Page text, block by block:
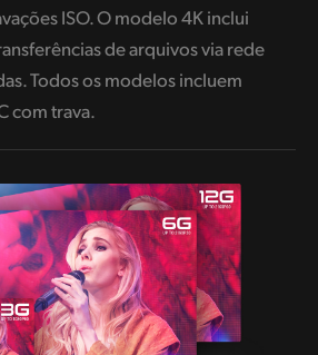
ISO. O modelo 4K inclui
de arquivos via rede
Todos os modelos incluem
com trava.